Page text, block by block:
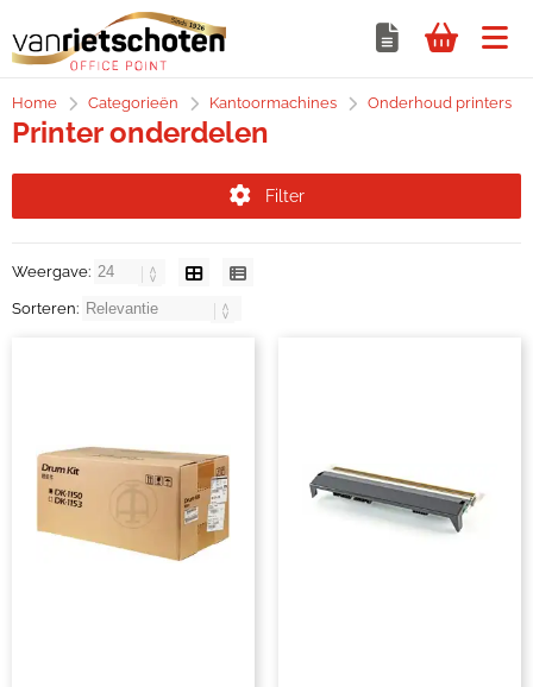
Home Categorieën Kantoormachines Onderhoud printers
Printer onderdelen
Filter
Weergave:
Sorteren: